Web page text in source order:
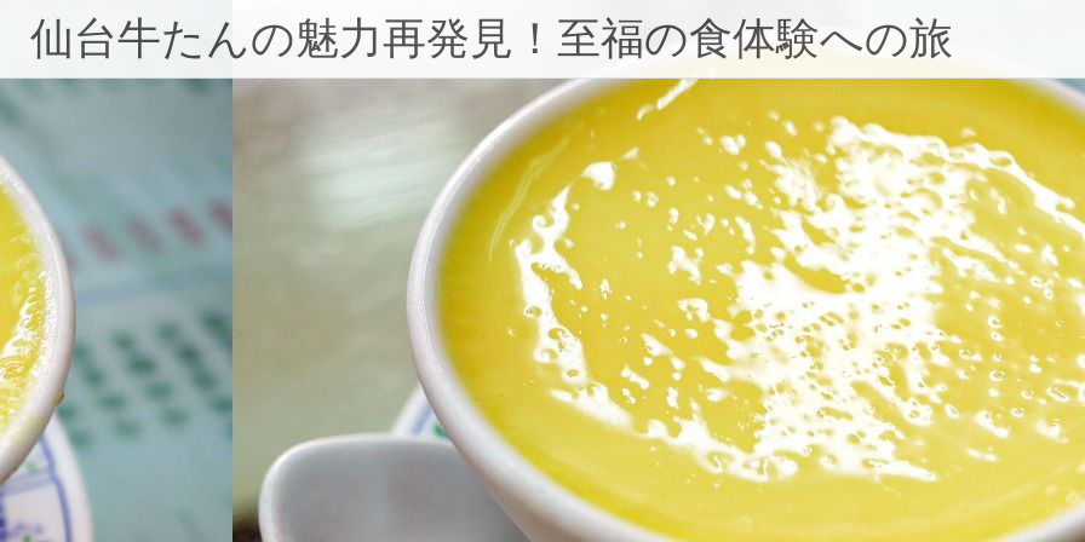
テ
ン
ツ
へ
ス
キ
ッ
プ
仙台牛たんの魅力再発見！至福の食体験への旅